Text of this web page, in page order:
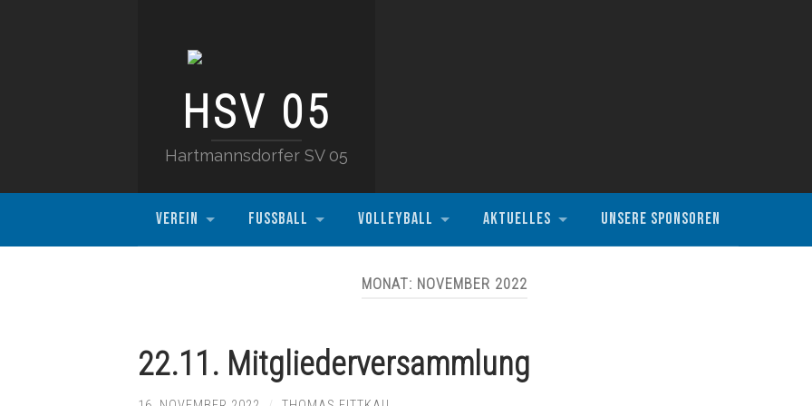
HSV 05
Hartmannsdorfer SV 05
VEREIN FUSSBALL VOLLEYBALL AKTUELLES UNSERE SPONSOREN
MONAT: NOVEMBER 2022
22.11. Mitgliederversammlung